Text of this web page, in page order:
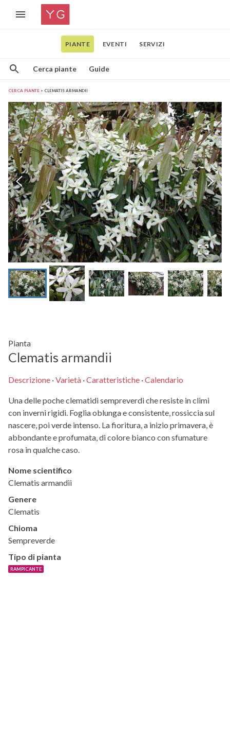
PIANTE EVENTI SERVIZI
Cerca piante Guide
CERCA PIANTE CLEMATIS ARMANDII
Pianta
Clematis armandii
Descrizione ·Varietà ·Caratteristiche ·Calendario
Una delle poche clematidi sempreverdi che resiste in climi
con inverni rigidi. Foglia oblunga e consistente, rossiccia sul
nascere, poi verde intenso. La fioritura, a inizio primavera, è
abbondante e profumata, di colore bianco con sfumature
rosa in qualche caso.
Nome scientifico
Clematis armandii
Genere
Clematis
Chioma
Sempreverde
Tipo di pianta
RAMPICANTE